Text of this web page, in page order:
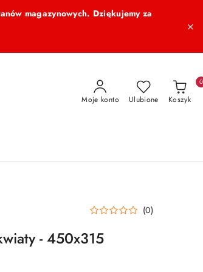
magazynowych. Dziękujemy za
Moje konto Ulubione Koszyk
0
(0)
- 450x315